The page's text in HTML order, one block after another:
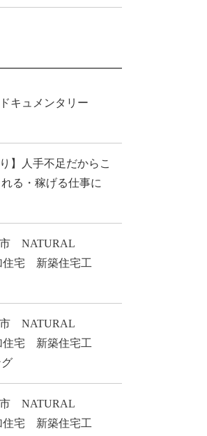
キュメンタリー
】人手不足だからこ
る・稼げる仕事に
市 NATURAL
住宅 新築住宅工
市 NATURAL
住宅 新築住宅工
グ
市 NATURAL
住宅 新築住宅工